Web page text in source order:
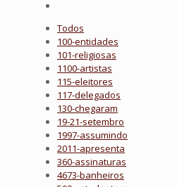
Todos
100-entidades
101-religiosas
1100-artistas
115-eleitores
117-delegados
130-chegaram
19-21-setembro
1997-assumindo
2011-apresenta
360-assinaturas
4673-banheiros